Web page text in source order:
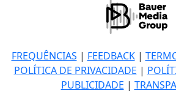
FREQUÊNCIAS | FEEDBACK|
POLÍTICA DE PRIVACIDADE |
PUBLICIDADE |